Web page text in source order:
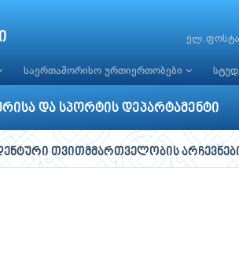
ელ.ფოსტა
საერთაშორისო ურთიერთობები
და სპორტის დეპარტამენტი
თვითმმართველობის